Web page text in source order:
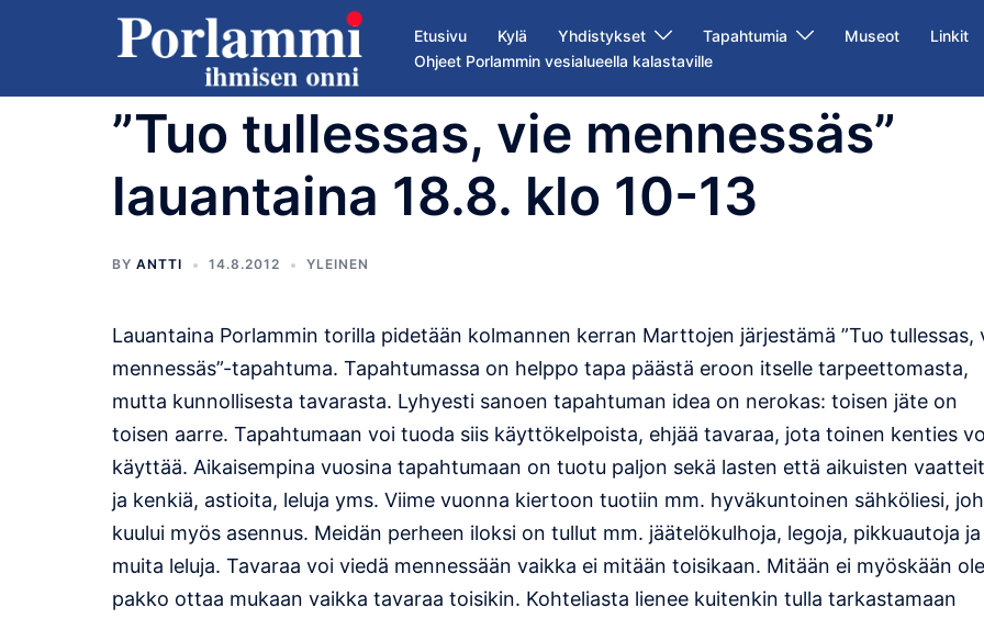
Etusivu Kylä Yhdistykset Tapahtumia Museot Linkit
Ohjeet Porlammin vesialueella kalastaville
”Tuo tullessas, vie mennessäs”
lauantaina 18.8. klo 10-13
BY ANTTI 14.8.2012 YLEINEN
Lauantaina Porlammin torilla pidetään kolmannen kerran Marttojen järjestämä ”Tuo tullessas,
mennessäs”-tapahtuma. Tapahtumassa on helppo tapa päästä eroon itselle tarpeettomasta,
mutta kunnollisesta tavarasta. Lyhyesti sanoen tapahtuman idea on nerokas: toisen jäte on
toisen aarre. Tapahtumaan voi tuoda siis käyttökelpoista, ehjää tavaraa, jota toinen kenties
käyttää. Aikaisempina vuosina tapahtumaan on tuotu paljon sekä lasten että aikuisten
ja kenkiä, astioita, leluja yms. Viime vuonna kiertoon tuotiin mm. hyväkuntoinen sähköliesi,
kuului myös asennus. Meidän perheen iloksi on tullut mm. jäätelökulhoja, legoja, pikkuautoja ja
muita leluja. Tavaraa voi viedä mennessään vaikka ei mitään toisikaan. Mitään ei myöskään ole
pakko ottaa mukaan vaikka tavaraa toisikin. Kohteliasta lienee kuitenkin tulla tarkastamaan